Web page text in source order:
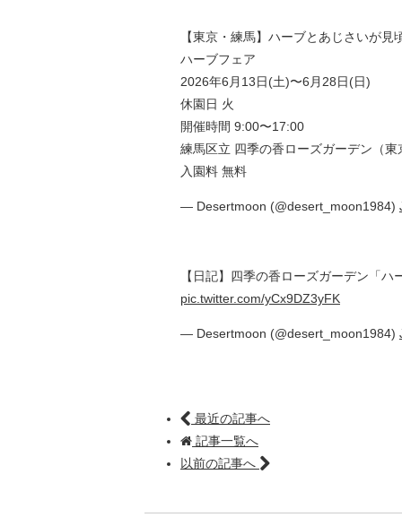
【東京・練馬】ハーブとあじさいが
ハーブフェア
2026年6月13日(土)〜6月28日(日)
休園日 火
開催時間 9:00〜17:00
練馬区立 四季の香ローズガーデン（
入園料 無料
— Desertmoon (@desert_moon1984)
【日記】四季の香ローズガーデン「
pic.twitter.com/yCx9DZ3yFK
— Desertmoon (@desert_moon1984)
最近の記事へ
記事一覧へ
以前の記事へ